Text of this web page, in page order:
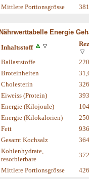
Mittlere Portionsgrösse
381
Nährwerttabelle Energie
Inhaltsstoff
Ballaststoffe
Broteinheiten
Cholesterin
Eiweiss (Protein)
Energie (Kilojoule)
Energie (Kilokalorien)
Fett
Gesamt Kochsalz
Kohlenhydrate,
resorbierbare
Mittlere Portionsgrösse
426